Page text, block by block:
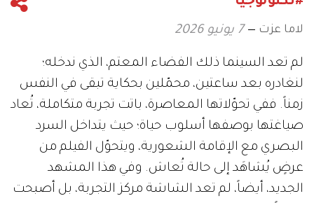
لاما عزت 7 يونيو 2026
لم تعد السينما ذلك الفضاء المعتم، الذي ندخله؛
لنغادره بعد ساعتين، محمّلين بحكاية تبقى في النفس
زمناً. ففي تحوّلاتها المعاصرة، باتت تجربة متكاملة، تُعاد
صياغتها بوصفها أسلوب حياة؛ حيث يتداخل السرد
البصري مع الإقامة الشعورية، ويتحوّل الفيلم من
عرضٍ يُشاهَد إلى حالة تُعاش. وفي هذا المشهد
الجديد، أيضاً، لم تعد الشاشة مركز التجربة، بل أصبحت